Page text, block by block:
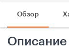
Обзор